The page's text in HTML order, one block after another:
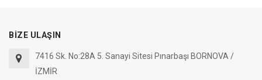
BİZE ULAŞIN
7416 Sk. No:28A 5. Sanayi Sitesi Pınarbaşı BORNOVA /
İZMİR